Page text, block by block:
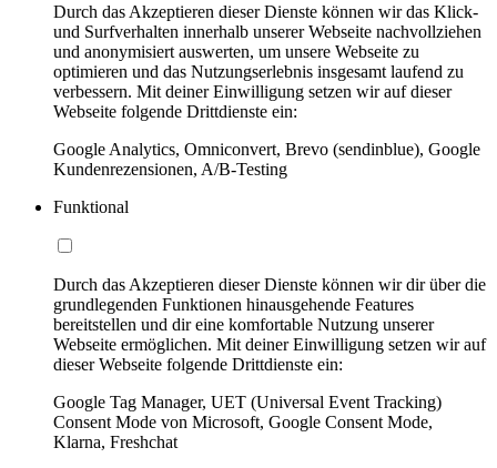
Durch das Akzeptieren dieser Dienste können wir das Klick-
und Surfverhalten innerhalb unserer Webseite nachvollziehen
und anonymisiert auswerten, um unsere Webseite zu
optimieren und das Nutzungserlebnis insgesamt laufend zu
verbessern. Mit deiner Einwilligung setzen wir auf dieser
Webseite folgende Drittdienste ein:
Google Analytics, Omniconvert, Brevo (sendinblue), Google
Kundenrezensionen, A/B-Testing
Funktional
Durch das Akzeptieren dieser Dienste können wir dir über die
grundlegenden Funktionen hinausgehende Features
bereitstellen und dir eine komfortable Nutzung unserer
Webseite ermöglichen. Mit deiner Einwilligung setzen wir auf
dieser Webseite folgende Drittdienste ein:
Google Tag Manager, UET (Universal Event Tracking)
Consent Mode von Microsoft, Google Consent Mode,
Klarna, Freshchat